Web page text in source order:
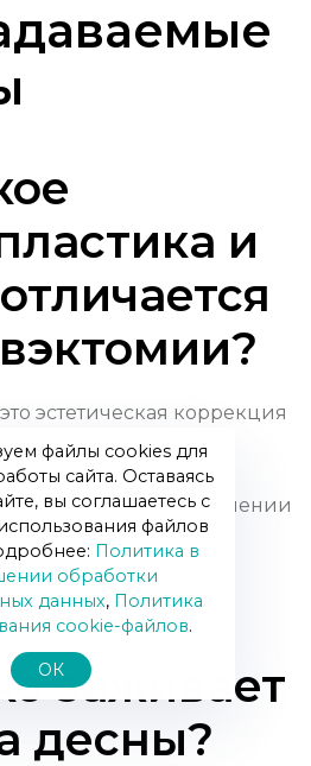
и
эстетическая коррекция
целью придать
Гингивэктомия —
десны, чаще при лечении
Проще:
для лечения.
заживает
десны?
файлы cookies для
сайта. Оставаясь
вы соглашаетесь с
файлов
Политика в
обработки
данных, Политика
сookie-файлов.
ОК